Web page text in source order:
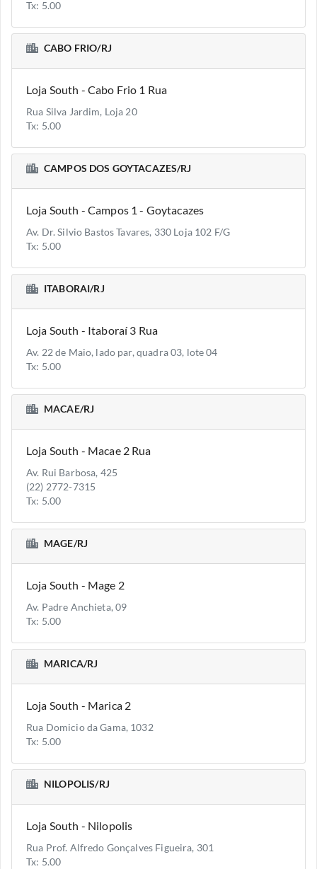
Tx: 5.00
CABO FRIO/RJ
Loja South - Cabo Frio 1 Rua
Rua Silva Jardim, Loja 20
Tx: 5.00
CAMPOS DOS GOYTACAZES/RJ
Loja South - Campos 1 - Goytacazes
Av. Dr. Silvio Bastos Tavares, 330 Loja 102 F/G
Tx: 5.00
ITABORAI/RJ
Loja South - Itaboraí 3 Rua
Av. 22 de Maio, lado par, quadra 03, lote 04
Tx: 5.00
MACAE/RJ
Loja South - Macae 2 Rua
Av. Rui Barbosa, 425
(22) 2772-7315
Tx: 5.00
MAGE/RJ
Loja South - Mage 2
Av. Padre Anchieta, 09
Tx: 5.00
MARICA/RJ
Loja South - Marica 2
Rua Domicio da Gama, 1032
Tx: 5.00
NILOPOLIS/RJ
Loja South - Nilopolis
Rua Prof. Alfredo Gonçalves Figueira, 301
Tx: 5.00